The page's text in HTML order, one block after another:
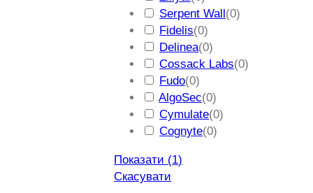
Serpent Wall (0)
Fidelis(0)
Delinea(0)
Cossack Labs(0)
Fudo(0)
AlgoSec(0)
Cymulate(0)
Cognyte(0)
Показати (1)
Скасувати